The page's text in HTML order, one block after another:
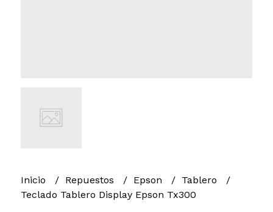
Inicio Repuestos Epson
Tablero
Teclado Tablero Display Epson Tx300